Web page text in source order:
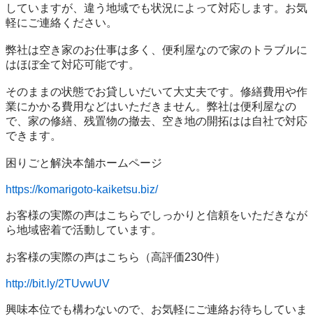
していますが、違う地域でも状況によって対応します。お気
軽にご連絡ください。
弊社は空き家のお仕事は多く、便利屋なので家のトラブルに
はほぼ全て対応可能です。
そのままの状態でお貸しいだいて大丈夫です。修繕費用や作
業にかかる費用などはいただきません。弊社は便利屋なの
で、家の修繕、残置物の撤去、空き地の開拓はは自社で対応
できます。
困りごと解決本舗ホームページ
https://komarigoto-kaiketsu.biz/
お客様の実際の声はこちらでしっかりと信頼をいただきなが
ら地域密着で活動しています。
お客様の実際の声はこちら（高評価230件）
http://bit.ly/2TUvwUV
興味本位でも構わないので、お気軽にご連絡お待ちしていま